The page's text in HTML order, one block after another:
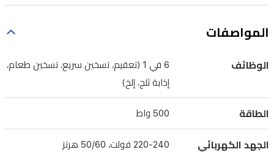
بالبخار
الحرارة
المواصفات
الوظائف
6 في 1 (تعقيم، تسخين سريع، تسخين طعام،
إذابة ثلج، إلخ)
الطاقة 500 واط
الجهد الكهربائي 220-240 فولت، 50/60 هرتز